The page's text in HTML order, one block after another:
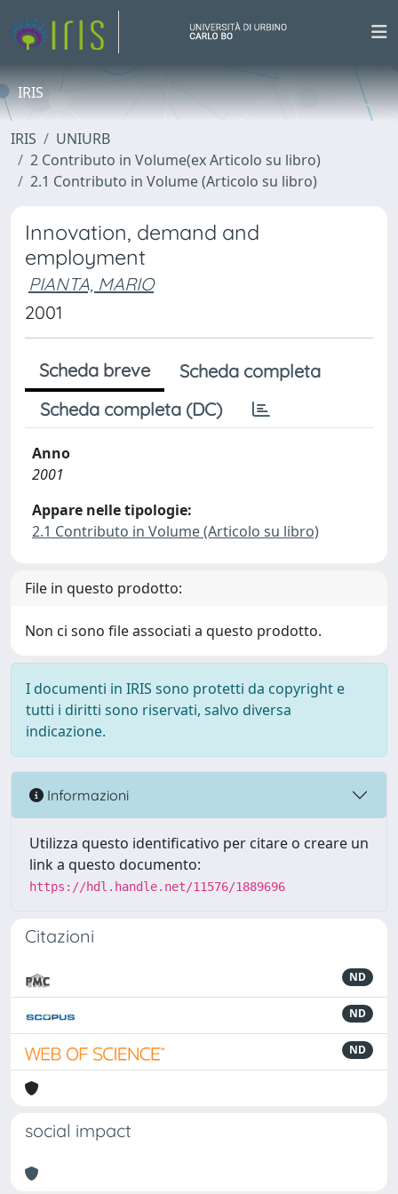
IRIS
IRIS
UNIURB
2 Contributo in Volume(ex Articolo su libro)
2.1 Contributo in Volume (Articolo su libro)
Innovation, demand and
employment
PIANTA, MARIO
2001
Scheda breve
Scheda completa
Scheda completa (DC)
Anno
2001
Appare nelle tipologie:
2.1 Contributo in Volume (Articolo su libro)
File in questo prodotto:
Non ci sono file associati a questo prodotto.
I documenti in IRIS sono protetti da copyright e
tutti i diritti sono riservati, salvo diversa
indicazione.
Informazioni
Utilizza questo identificativo per citare o creare un
link a questo documento:
https://hdl.handle.net/11576/1889696
Citazioni
ND
ND
ND
social impact